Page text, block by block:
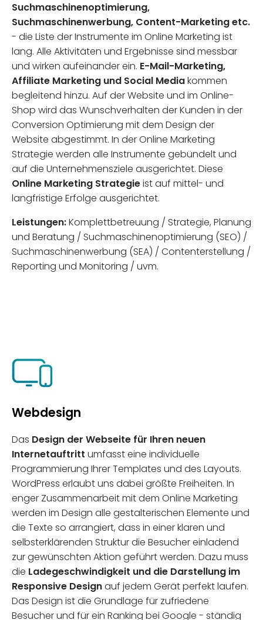
Suchmaschinenoptimierung,
Suchmaschinenwerbung, Content-Marketingetc.
- die Liste der Instrumente im Online Marketing ist
lang. Alle Aktivitäten und Ergebnisse sind messbar
und wirken aufeinander ein. E-Mail-Marketing,
Affiliate Marketing und Social Mediakommen
begleitend hinzu. Auf der Website und im Online-
Shop wird das Wunschverhalten der Kunden in der
Conversion Optimierung mit dem Design der
Website abgestimmt. In der Online Marketing
Strategie werden alle Instrumente gebündelt und
auf die Unternehmensziele ausgerichtet. Diese
Online Marketing Strategieist auf mittel- und
langfristige Erfolge ausgerichtet.
Leistungen:Komplettbetreuung / Strategie, Planung
und Beratung / Suchmaschinenoptimierung (SEO) /
Suchmaschinenwerbung (SEA) / Contenterstellung /
Reporting und Monitoring / uvm.
Webdesign
Das Design der Webseite für Ihren neuen
Internetauftritt umfasst eine individuelle
Programmierung Ihrer Templates und des Layouts.
WordPress erlaubt uns dabei größte Freiheiten. In
enger Zusammenarbeit mit dem Online Marketing
werden im Design alle gestalterischen Elemente und
die Texte so arrangiert, dass in einer klaren und
selbsterklärenden Struktur die Besucher einladend
zur gewünschten Aktion geführt werden. Dazu muss
die Ladegeschwindigkeit und die Darstellung im
Responsive Designauf jedem Gerät perfekt laufen.
Das Design ist die Grundlage für zufriedene
Besucher und für ein Ranking bei Google - ständig